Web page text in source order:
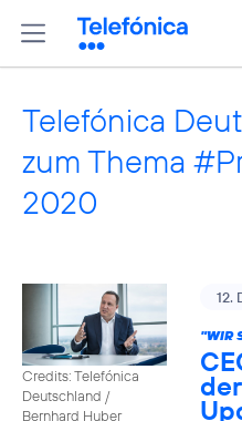
Telefónica
zum Thema
2020
Credits: Telefónica
Deutschland /
Bernhard Huber
12.
"WIR